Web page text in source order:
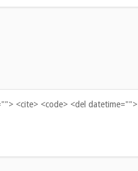
<cite> <code> <del datetime="">